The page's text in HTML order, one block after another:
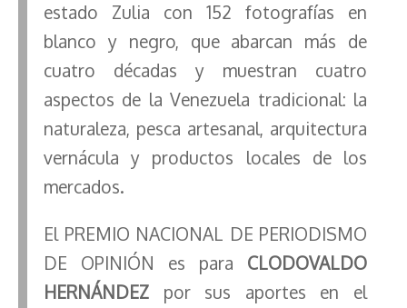
estado Zulia con 152 fotografías en
blanco y negro, que abarcan más de
cuatro décadas y muestran cuatro
aspectos de la Venezuela tradicional: la
naturaleza, pesca artesanal, arquitectura
vernácula y productos locales de los
mercados.
El PREMIO NACIONAL DE PERIODISMO
DE OPINIÓN es para CLODOVALDO
HERNÁNDEZ por sus aportes en el